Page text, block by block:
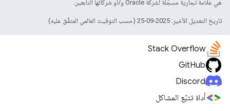
هي علامة تجارية مسجَّلة لشركة Oracle و/أو شركائها التابعين.
تاريخ التعديل الأخير: 2025-09-25 (حسب التوقيت العالمي المتفَّق عليه)
Stack Overflow
GitHub
Discord
أداة تتبّع المشاكل